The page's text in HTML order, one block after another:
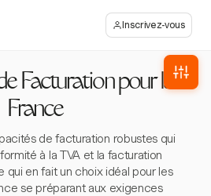
Inscrivez-vous
Facturation pour la
France
de facturation robustes qui
à la TVA et la facturation
qui en fait un choix idéal pour les
se préparant aux exigences